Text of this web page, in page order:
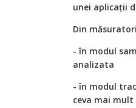
unei aplicaţii
Din
- în modul
analizata
- în modul
ceva mai mult